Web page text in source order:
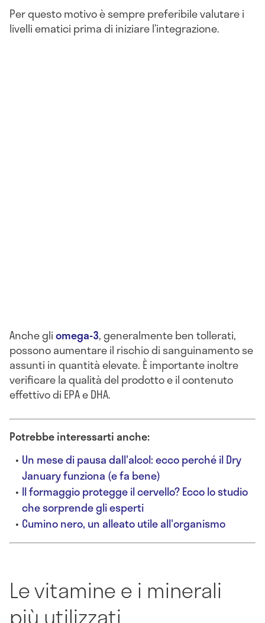
Per questo motivo è sempre preferibile valutare i
livelli ematici prima di iniziare l’integrazione.
Anche gliomega-3, generalmente ben tollerati,
possono aumentare il rischio di sanguinamento se
assunti in quantità elevate. È importante inoltre
verificare la qualità del prodotto e il contenuto
effettivo di EPA e DHA.
Potrebbe interessarti anche:
Un mese di pausa dall'alcol: ecco perché il Dry
January funziona (e fa bene)
Il formaggio protegge il cervello? Ecco lo studio
che sorprende gli esperti
Cumino nero, un alleato utile all'organismo
Le vitamine e i minerali
più utilizzati